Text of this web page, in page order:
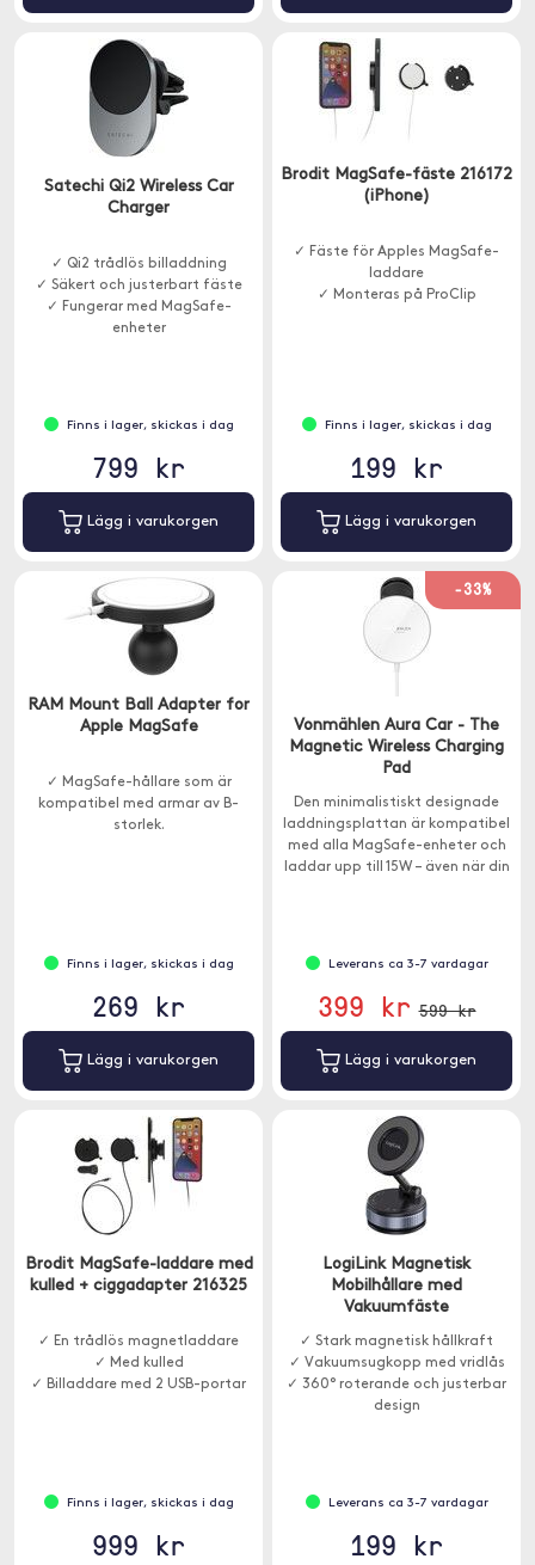
Satechi Qi2 Wireless Car
Charger
✓ Qi2 trådlös billaddning
✓ Säkert och justerbart fäste
✓ Fungerar med MagSafe-
enheter
Finns i lager, skickas i dag
799 kr
Lägg i varukorgen
Brodit MagSafe-fäste 216172
(iPhone)
✓ Fäste för Apples MagSafe-
laddare
✓ Monteras på ProClip
Finns i lager, skickas i dag
199 kr
Lägg i varukorgen
RAM Mount Ball Adapter for
Apple MagSafe
✓ MagSafe-hållare som är
kompatibel med armar av B-
storlek.
Finns i lager, skickas i dag
269 kr
Lägg i varukorgen
-33%
Vonmählen Aura Car - The
Magnetic Wireless Charging
Pad
Den minimalistiskt designade
laddningsplattan är kompatibel
med alla MagSafe-enheter och
laddar upp till 15W – även när din
Leverans ca 3-7 vardagar
399 kr 599 kr
Lägg i varukorgen
Brodit MagSafe-laddare med
kulled + ciggadapter 216325
✓ En trådlös magnetladdare
✓ Med kulled
✓ Billaddare med 2 USB-portar
Finns i lager, skickas i dag
999 kr
LogiLink Magnetisk
Mobilhållare med
Vakuumfäste
✓ Stark magnetisk hållkraft
✓ Vakuumsugkopp med vridlås
✓ 360° roterande och justerbar
design
Leverans ca 3-7 vardagar
199 kr